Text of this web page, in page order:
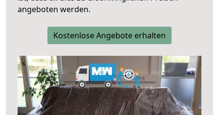
angeboten werden.
Kostenlose Angebote erhalten